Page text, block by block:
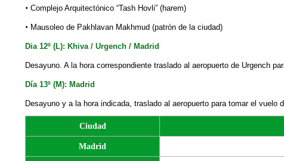
• Complejo Arquitectónico “Tash Hovli” (harem)
• Mausoleo de Pakhlavan Makhmud (patrón de la сiudad)
Dia 12º (L): Khiva / Urgench / Madrid
Desayuno. A la hora correspondiente traslado al aeropuerto de Urgench
Día 13º (M): Madrid
Desayuno y a la hora indicada, traslado al aeropuerto para tomar el vuelo
Ciudad
Madrid